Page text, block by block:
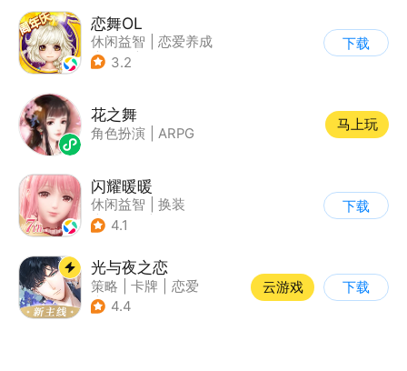
恋舞OL
休闲益智
恋爱养成
| 仙侠
3.2
下载
花之舞
角色扮演 ARPG
马上玩
闪耀暖暖
休闲益智
换装
| 美少女
4.1
下载
光与夜之恋
策略 卡牌
恋爱
| 乙女
4.4
云游戏 下载